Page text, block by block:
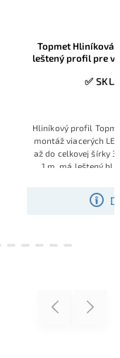
Topmet Hliníková
leštený profil pre
✅
Hliníkový profil
montáž viacerých
až do celkovej šírky
1 m, má leštený
pre intenzívne LED
troma LED pásikmi
Previous Next